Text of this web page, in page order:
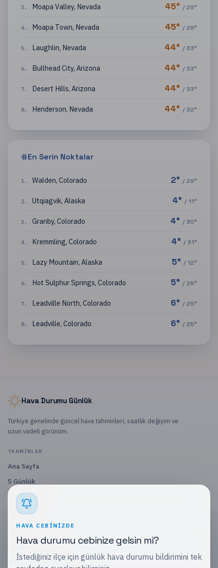
3 . Moapa Valley, Nevada 45° /29°
4. Moapa Town, Nevada 45° /28°
5. Laughlin, Nevada 44° / 33°
6. Bullhead City, Arizona 44° / 33°
7. Desert Hills, Arizona 44° / 33°
8. Henderson, Nevada 44° / 32°
En Serin Noktalar
1 . Walden, Colorado 2° / 29°
2. Utqiagvik, Alaska 4° / 11°
3 . Granby, Colorado 4° / 30°
4. Kremmling, Colorado 4° / 31°
5. Lazy Mountain, Alaska 5° / 12°
6. Hot Sulphur Springs, Colorado 5° / 28°
7. Leadville North, Colorado 6° / 25°
8. Leadville, Colorado 6° / 25°
Hava Durumu Günlük
Türkiye genelinde güncel hava tahminleri, saatlik değişim ve
uzun vadeli görünüm.
TAHMINLER
Ana Sayfa
5 Günlük
10 Günlük
15 Günlük
Gizlilik Politikası
HAVA CEBINIZDE
Hava durumu cebinize gelsin mi?
İstediğiniz ilçe için günlük hava durumu bildirimini tek